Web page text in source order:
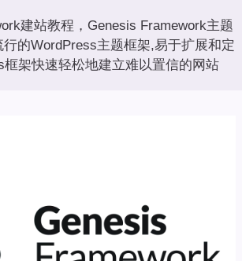
建站教程，Genesis Framework主题
的WordPress主题框架,易于扩展和定
框架快速轻松地建立难以置信的网站